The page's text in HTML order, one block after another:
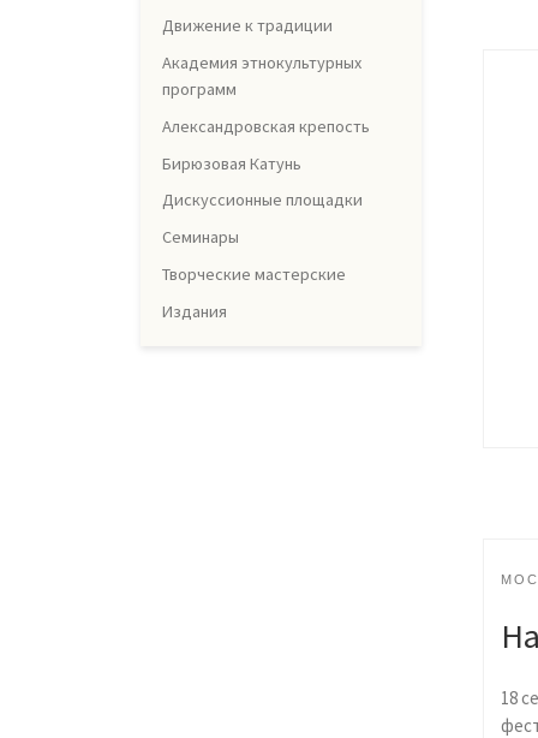
18
Движение к традиции
Академия этнокультурных
программ
Александровская крепость
Бирюзовая Катунь
Дискуссионные площадки
Семинары
Творческие мастерские
Издания